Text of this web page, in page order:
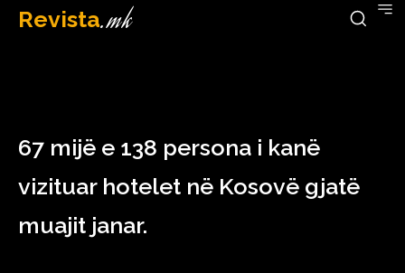
Revista.mk
March 1, 2023
67 mijë e 138 persona i kanë
vizituar hotelet në Kosovë gjatë
muajit janar.